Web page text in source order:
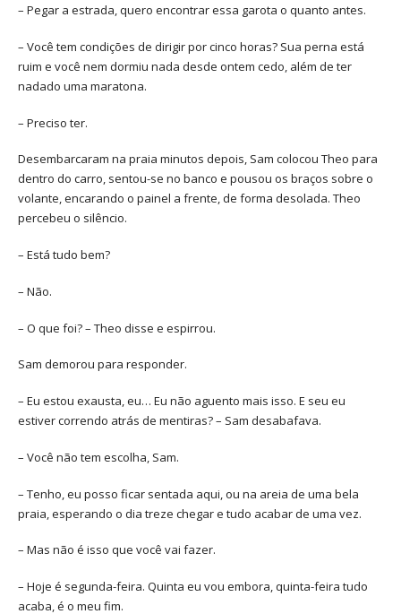
– Pegar a estrada, quero encontrar essa garota o quanto antes.
– Você tem condições de dirigir por cinco horas? Sua perna está
ruim e você nem dormiu nada desde ontem cedo, além de ter
nadado uma maratona.
– Preciso ter.
Desembarcaram na praia minutos depois, Sam colocou Theo para
dentro do carro, sentou-se no banco e pousou os braços sobre o
volante, encarando o painel a frente, de forma desolada. Theo
percebeu o silêncio.
– Está tudo bem?
– Não.
– O que foi? – Theo disse e espirrou.
Sam demorou para responder.
– Eu estou exausta, eu… Eu não aguento mais isso. E seu eu
estiver correndo atrás de mentiras? – Sam desabafava.
– Você não tem escolha, Sam.
– Tenho, eu posso ficar sentada aqui, ou na areia de uma bela
praia, esperando o dia treze chegar e tudo acabar de uma vez.
– Mas não é isso que você vai fazer.
– Hoje é segunda-feira. Quinta eu vou embora, quinta-feira tudo
acaba, é o meu fim.